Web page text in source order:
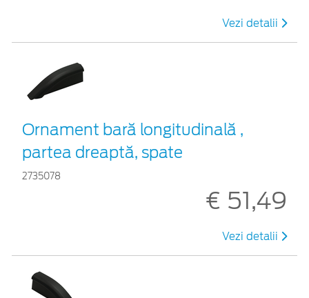
Vezi detalii
Ornament bară longitudinală ,
partea dreaptă, spate
2735078
€ 51,49
Vezi detalii